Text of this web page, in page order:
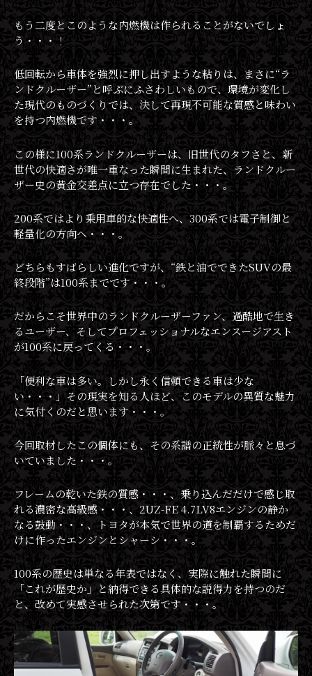
もう二度とこのような内燃機は作られることがないでしょ
う・・・！
低回転から車体を強烈に押し出すような粘りは、まさに“ラ
ンドクルーザー”と呼ぶにふさわしいもので、環境が変化し
た現代のものづくりでは、決して再現不可能な質感と味わい
を持つ内燃機です・・・。
この様に100系ランドクルーザーは、旧世代のタフさと、新
世代の快適さが唯一重なった瞬間に生まれた、ランドクルー
ザー史の黄金交差点に立つ存在でした・・・。
200系ではより乗用車的な快適性へ、300系では電子制御と
軽量化の方向へ・・・。
どちらもすばらしい進化ですが、“鉄と油でできたSUVの最
終段階”は100系までです・・・。
だからこそ世界中のランドクルーザーファン、過酷地で生き
るユーザー、そしてプロフェッショナルなエンスージアスト
が100系に戻ってくる・・・。
「便利な車は多い。しかし永く信頼できる車は少な
い・・・」その現実を知る人ほど、このモデルの異質な魅力
に気付くのだと思います・・・。
今回取材したこの個体にも、その系譜の正統性が脈々と息づ
いていました・・・。
フレームの乾いた鉄の質感・・・、乗り込んだだけで感じ取
れる濃密な高級感・・・、2UZ-FE 4.7LV8エンジンの静か
なる鼓動・・・、トヨタが本気で世界の道を制覇するためだ
けに作ったエンジンとシャーシ・・・。
100系の歴史は単なる年表ではなく、実際に触れた瞬間に
「これが歴史か」と納得できる具体的な説得力を持つのだ
と、改めて実感させられた次第です・・・。